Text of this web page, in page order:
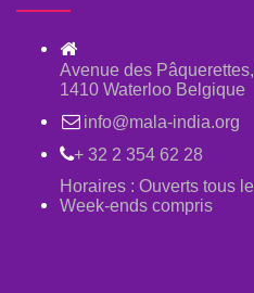
Avenue des
1410 Waterloo Belgique
info@mala-india.org
+ 32 2 354 62 28
Horaires : Ouverts tous
Week-ends compris